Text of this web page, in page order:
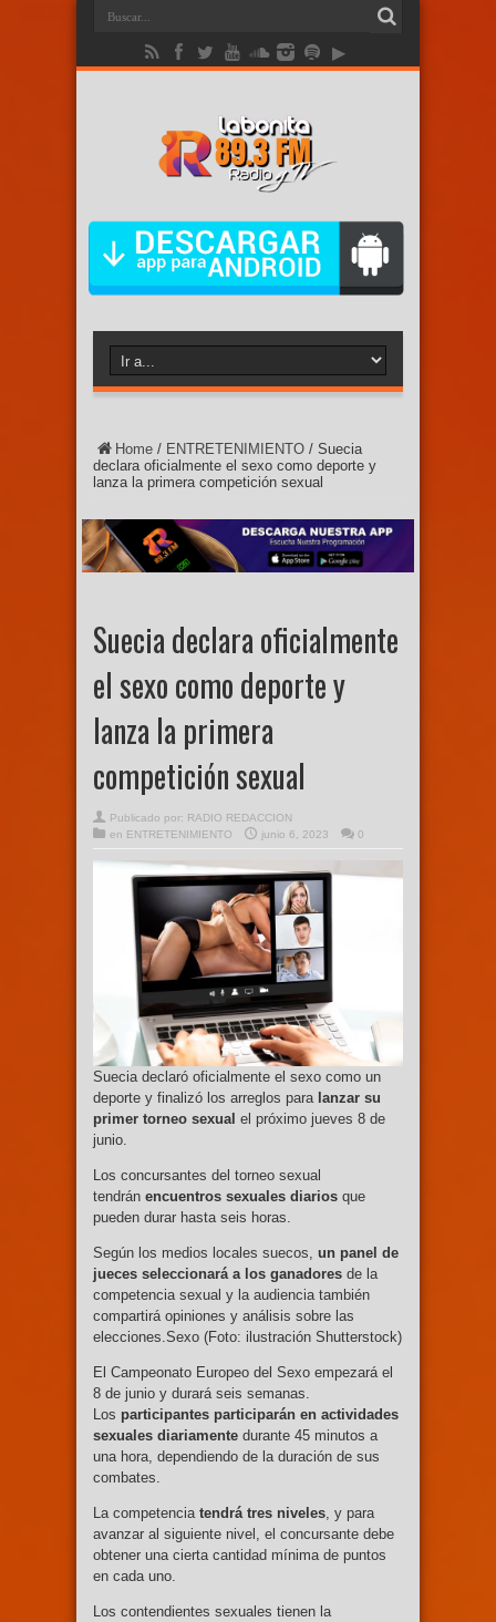
Home / ENTRETENIMIENTO / Suecia
declara oficialmente el sexo como deporte y
lanza la primera competición sexual
Suecia declara oficialmente
el sexo como deporte y
lanza la primera
competición sexual
Publicado por: RADIO REDACCION
en ENTRETENIMIENTO junio 6, 2023 0
Suecia declaró oficialmente el sexo como un
deporte y finalizó los arreglos para lanzar su
primer torneo sexual el próximo jueves 8 de
junio.
Los concursantes del torneo sexual
tendrán encuentros sexuales diarios que
pueden durar hasta seis horas.
Según los medios locales suecos, un panel de
jueces seleccionará a los ganadores de la
competencia sexual y la audiencia también
compartirá opiniones y análisis sobre las
elecciones.Sexo (Foto: ilustración Shutterstock)
El Campeonato Europeo del Sexo empezará el
8 de junio y durará seis semanas.
Los participantes participarán en actividades
sexuales diariamente durante 45 minutos a
una hora, dependiendo de la duración de sus
combates.
La competencia tendrá tres niveles, y para
avanzar al siguiente nivel, el concursante debe
obtener una cierta cantidad mínima de puntos
en cada uno.
Los contendientes sexuales tienen la